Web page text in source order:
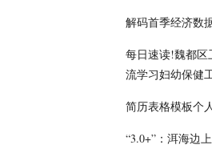
解码首季经济数
每日速读!魏都区
流学习妇幼保健
简历表格模板个
“3.0+”：洱海边